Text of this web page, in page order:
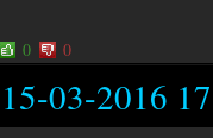
0 0
15-03-2016